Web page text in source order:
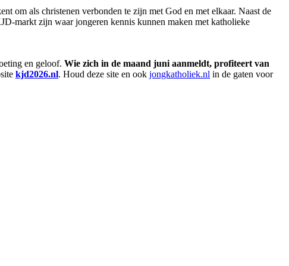
om als christenen verbonden te zijn met God en met elkaar. Naast de
markt zijn waar jongeren kennis kunnen maken met katholieke
en geloof. Wie zich in de maand juni aanmeldt, profiteert van
kjd2026.nl. Houd deze site en ook jongkatholiek.nl in de gaten voor